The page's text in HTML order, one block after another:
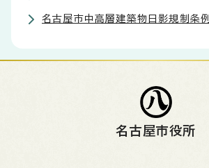
名古屋市中高層建築物日影規制条例
名古屋市役所